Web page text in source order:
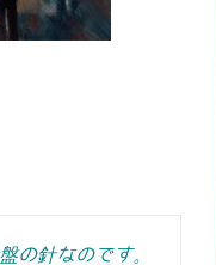
の針なのです。